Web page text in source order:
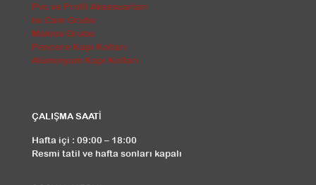
Pvc ve Profil Aksesuarları
Isı Cam Grubu
Makina Grubu
Pencere Kapı Kolları
Alüminyum Kapı Kolları
ÇALIŞMA SAATİ
Hafta içi : 09:00 – 18:00
Resmi tatil ve hafta sonları kapalı